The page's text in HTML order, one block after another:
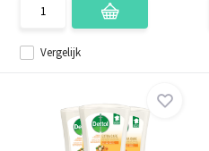
Vergelijk